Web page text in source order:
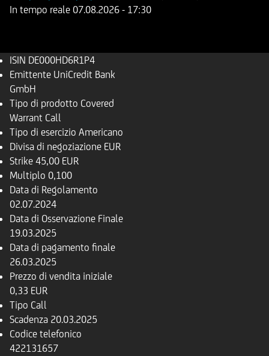
In tempo reale 07.08.2026 - 17:30
ISIN DE000HD6R1P4
Emittente UniCredit Bank
GmbH
Tipo di prodotto Covered
Warrant Call
Tipo di esercizio Americano
Divisa di negoziazione EUR
Strike 45,00 EUR
Multiplo 0,100
Data di Regolamento
02.07.2024
Data di Osservazione Finale
19.03.2025
Data di pagamento finale
26.03.2025
Prezzo di vendita iniziale
0,33 EUR
Tipo Call
Scadenza 20.03.2025
Codice telefonico
422131657